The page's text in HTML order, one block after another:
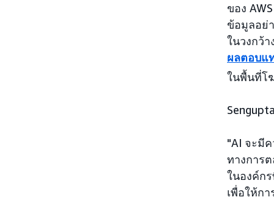
ของ
ข้อมูลอย่
ในวงกว้า
ผลตอบแ
ในพื้นที่โ
"AI จะมี
ทางการ
ในองค์ก
เพื่อให้ก